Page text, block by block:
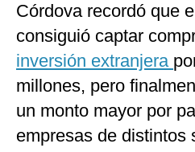
Córdova recordó que
consiguió captar
inversión extranjera
millones, pero
un monto mayor por
empresas de distintos